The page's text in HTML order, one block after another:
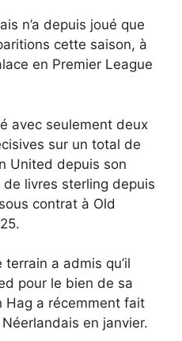
n’a depuis joué que
cette saison, à
en Premier League
avec seulement deux
sur un total de
United depuis son
livres sterling depuis
contrat à Old
a admis qu’il
pour le bien de sa
Hag a récemment fait
en janvier.